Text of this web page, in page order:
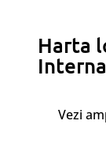
Harta
Vezi